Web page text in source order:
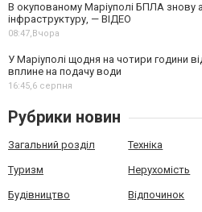
В окупованому Маріуполі БПЛА знову
інфраструктуру, — ВІДЕО
08:47,Вчора
У Маріуполі щодня на чотири години
вплине на подачу води
16:45,6 серпня
Рубрики новин
Загальний розділ Техніка
Туризм Нерухомість
Будівництво Відпочинок